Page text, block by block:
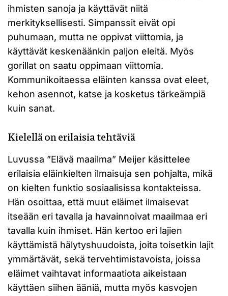
ihmisten sanoja ja käyttävät niitä
merkityksellisesti. Simpanssit eivät opi
puhumaan, mutta ne oppivat viittomia, ja
käyttävät keskenäänkin paljon eleitä. Myös
gorillat on saatu oppimaan viittomia.
Kommunikoitaessa eläinten kanssa ovat eleet,
kehon asennot, katse ja kosketus tärkeämpiä
kuin sanat.
Kielellä on erilaisia tehtäviä
Luvussa ”Elävä maailma” Meijer käsittelee
erilaisia eläinkielten ilmaisuja sen pohjalta, mikä
on kielten funktio sosiaalisissa kontakteissa.
Hän osoittaa, että muut eläimet ilmaisevat
itseään eri tavalla ja havainnoivat maailmaa eri
tavalla kuin ihmiset. Hän kertoo eri lajien
käyttämistä hälytyshuudoista, joita toisetkin lajit
ymmärtävät, sekä tervehtimistavoista, joissa
eläimet vaihtavat informaatiota aikeistaan
käyttäen siihen ääniä, mutta myös kasvojen